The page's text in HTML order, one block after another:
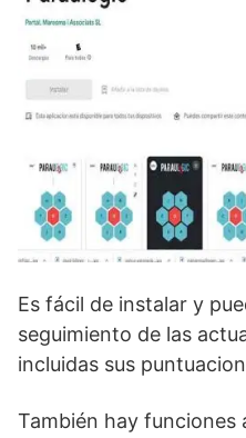
Es fácil de instalar y
seguimiento de las
incluidas sus
También hay funciones